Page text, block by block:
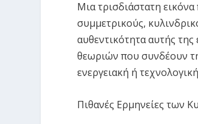
Μια τρισδιάστατη
συμμετρικούς,
αυθεντικότητα αυτής
θεωριών που συνδέουν
ενεργειακή ή
Πιθανές Ερμηνείες των